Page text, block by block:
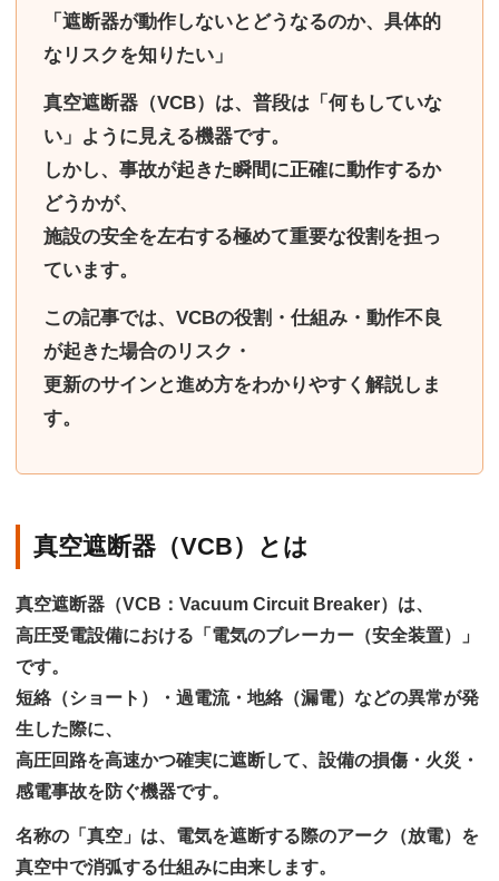
「遮断器が動作しないとどうなるのか、具体的
なリスクを知りたい」
真空遮断器（VCB）は、普段は「何もしていな
い」ように見える機器です。
しかし、 事故が起きた瞬間に正確に動作するか
どうかが、
施設の安全を左右する極めて重要な役割を担っ
ています。
この記事では、 VCBの役割・仕組み・動作不良
が起きた場合のリスク・
更新のサインと進め方をわかりやすく解説しま
す。
真空遮断器（VCB）とは
真空遮断器（VCB：Vacuum Circuit Breaker）は、
高圧受電設備における 「電気のブレーカー（安全装置）」
です。
短絡（ショート）・過電流・地絡（漏電）などの異常が発
生した際に、
高圧回路を高速かつ確実に遮断して、設備の損傷・火災・
感電事故を防ぐ機器です。
名称の「真空」は、電気を遮断する際のアーク（放電）を
真空中で消弧する仕組みに由来します。